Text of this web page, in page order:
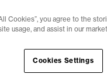
Cookies”, you agree to the
usage, and assist in our
Cookies Settings